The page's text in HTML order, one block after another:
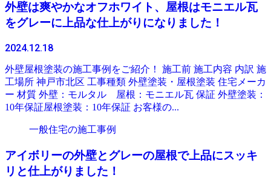
外壁は爽やかなオフホワイト、屋根はモニエル瓦
をグレーに上品な仕上がりになりました！
2024.12.18
外壁屋根塗装の施工事例をご紹介！ 施工前 施工内容 内訳 施
工場所 神戸市北区 工事種類 外壁塗装・屋根塗装 住宅メーカ
ー 材質 外壁：モルタル 屋根：モニエル瓦 保証 外壁塗装：
10年保証屋根塗装：10年保証 お客様の...
一般住宅の施工事例
アイボリーの外壁とグレーの屋根で上品にスッキ
リと仕上がりました！